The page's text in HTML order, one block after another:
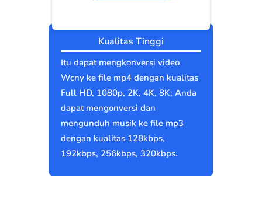
Kualitas Tinggi
Itu dapat mengkonversi video
Wcny ke file mp4 dengan kualitas
Full HD, 1080p, 2K, 4K, 8K; Anda
dapat mengonversi dan
mengunduh musik ke file mp3
dengan kualitas 128kbps,
192kbps, 256kbps, 320kbps.